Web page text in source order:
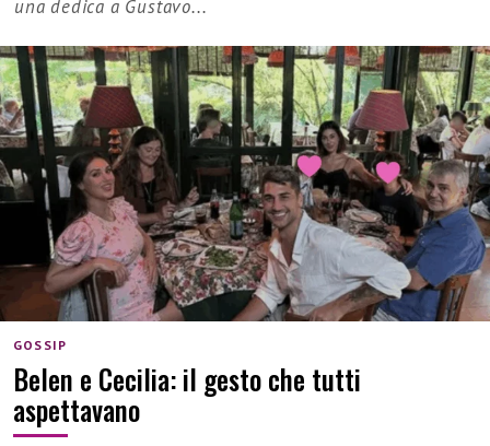
una dedica a Gustavo...
GOSSIP
Belen e Cecilia: il gesto che tutti
aspettavano